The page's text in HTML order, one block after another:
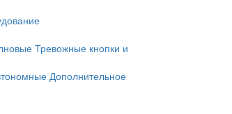
Тревожные кнопки и
Дополнительное